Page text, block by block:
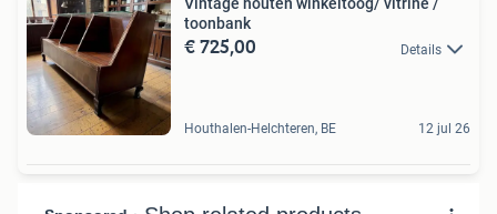
Vintage houten winkeltoog/ vitrine /
toonbank
€ 725,00 Details
Houthalen-Helchteren, BE 12 jul 26